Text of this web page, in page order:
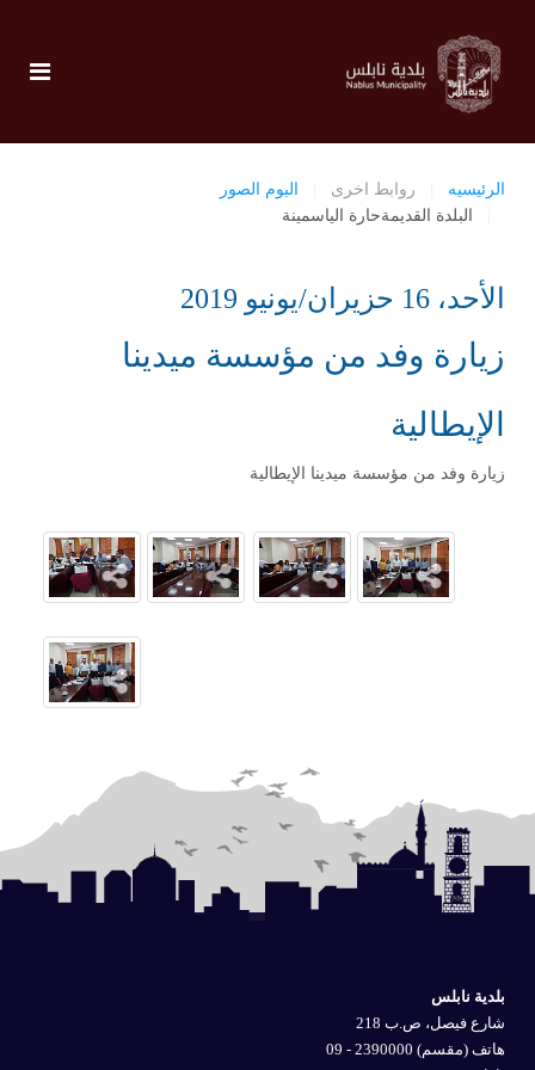
الرئيسيه روابط اخرى
البوم الصور
البلدة القديمةحارة الياسمينة
الأحد، 16 حزيران/يونيو 2019
زيارة وفد من مؤسسة ميدينا
الإيطالية
زيارة وفد من مؤسسة ميدينا الإيطالية
بلدية نابلس
شارع فيصل، ص.ب 218
هاتف (مقسم) 2390000 - 09